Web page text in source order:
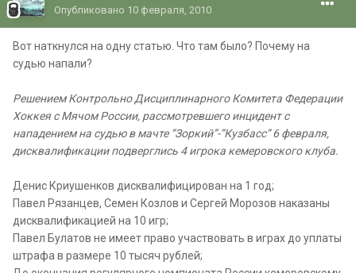
Опубликовано 10 февраля, 2010
Вот наткнулся на одну статью. Что там было? Почему на
судью напали?
Решением Контрольно Дисциплинарного Комитета Федерации
Хоккея с Мячом России, рассмотревшего инцидент с
нападением на судью в мачте ”Зоркий”-”Кузбасс” 6 февраля,
дисквалификации подверглись 4 игрока кемеровского клуба.
Денис Криушенков дисквалифицирован на 1 год;
Павел Рязанцев, Семен Козлов и Сергей Морозов наказаны
дисквалификацией на 10 игр;
Павел Булатов не имеет право участвовать в играх до уплаты
штрафа в размере 10 тысяч рублей;